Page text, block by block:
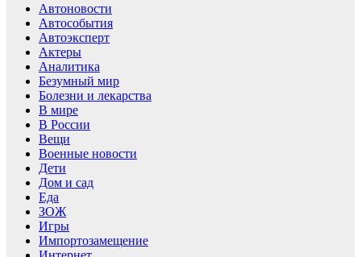
Автоновости
Автособытия
Автоэксперт
Актеры
Аналитика
Безумный мир
Болезни и лекарства
В мире
В России
Вещи
Военные новости
Дети
Дом и сад
Еда
ЗОЖ
Игры
Импортозамещение